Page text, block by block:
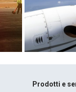
Prodotti e